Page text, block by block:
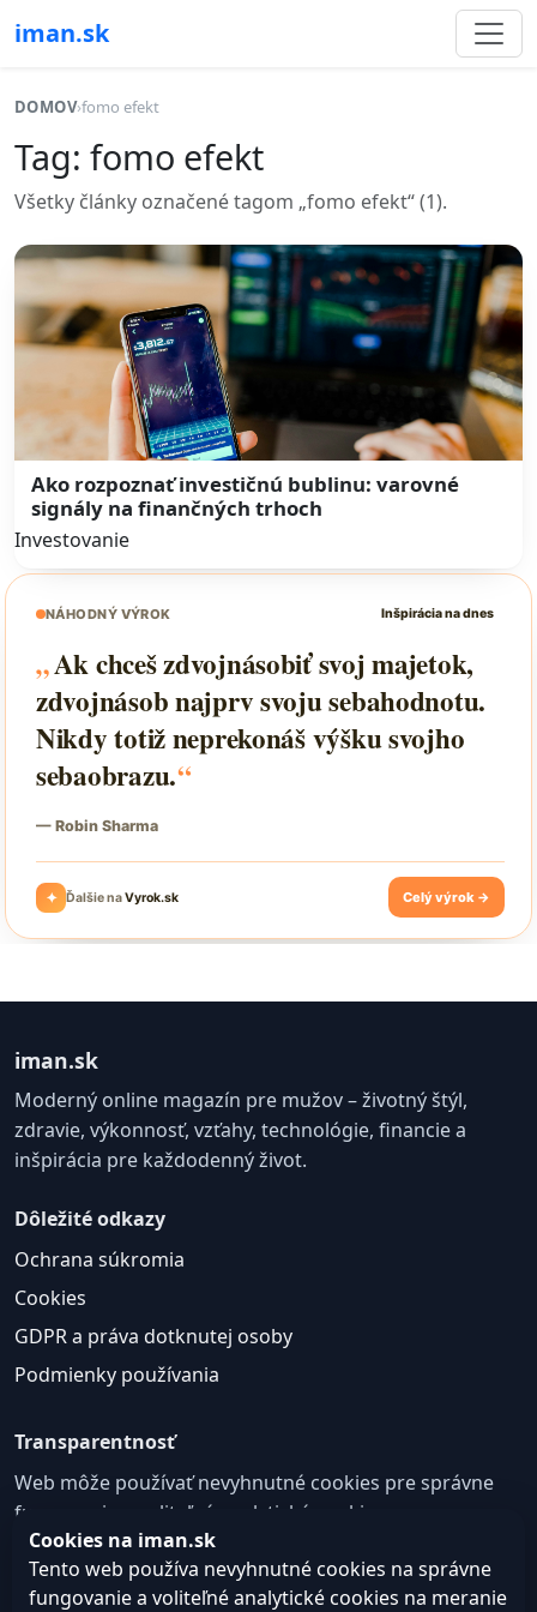
iman.sk
DOMOV›fomo efekt
Tag: fomo efekt
Všetky články označené tagom „fomo efekt“ (1).
Ako rozpoznať investičnú bublinu: varovné
signály na finančných trhoch
Investovanie
iman.sk
Moderný online magazín pre mužov – životný štýl,
zdravie, výkonnosť, vzťahy, technológie, financie a
inšpirácia pre každodenný život.
Dôležité odkazy
Ochrana súkromia
Cookies
GDPR a práva dotknutej osoby
Podmienky používania
Transparentnosť
Web môže používať nevyhnutné cookies pre správne
fungovanie a voliteľné analytické cookies na
zlepšovanie obsahu a používateľskej skúsenosti.
Nastavenie cookies
Cookies na iman.sk
Tento web používa nevyhnutné cookies na správne
fungovanie a voliteľné analytické cookies na meranie